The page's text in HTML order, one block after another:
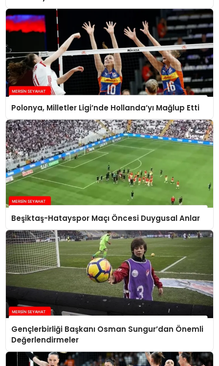
Polonya, Milletler Ligi’nde Hollanda’yı Mağlup Etti
Beşiktaş-Hatayspor Maçı Öncesi Duygusal Anlar
Gençlerbirliği Başkanı Osman Sungur’dan Önemli
Değerlendirmeler